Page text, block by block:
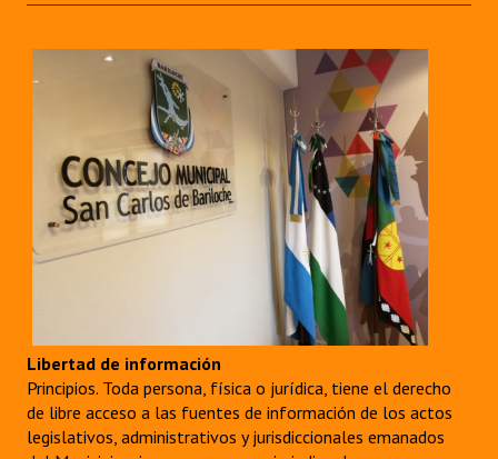
Libertad de información
Principios. Toda persona, física o jurídica, tiene el derecho
de libre acceso a las fuentes de información de los actos
legislativos, administrativos y jurisdiccionales emanados